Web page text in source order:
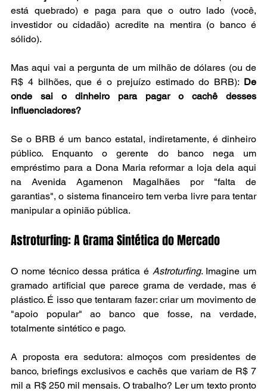
está quebrado) e paga para que o outro lado (você,
investidor ou cidadão) acredite na mentira (o banco é
sólido).
Mas aqui vai a pergunta de um milhão de dólares (ou de
R$ 4 bilhões, que é o prejuízo estimado do BRB): De
onde sai o dinheiro para pagar o cachê desses
influenciadores?
Se o BRB é um banco estatal, indiretamente, é dinheiro
público. Enquanto o gerente do banco nega um
empréstimo para a Dona Maria reformar a loja dela aqui
na Avenida Agamenon Magalhães por "falta de
garantias", o sistema financeiro tem verba livre para tentar
manipular a opinião pública.
Astroturfing: A Grama Sintética do Mercado
O nome técnico dessa prática é Astroturfing. Imagine um
gramado artificial que parece grama de verdade, mas é
plástico. É isso que tentaram fazer: criar um movimento de
"apoio popular" ao banco que fosse, na verdade,
totalmente sintético e pago.
A proposta era sedutora: almoços com presidentes de
banco, briefings exclusivos e cachês que variam de R$ 7
mil a R$ 250 mil mensais. O trabalho? Ler um texto pronto